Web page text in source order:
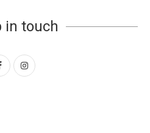
in touch